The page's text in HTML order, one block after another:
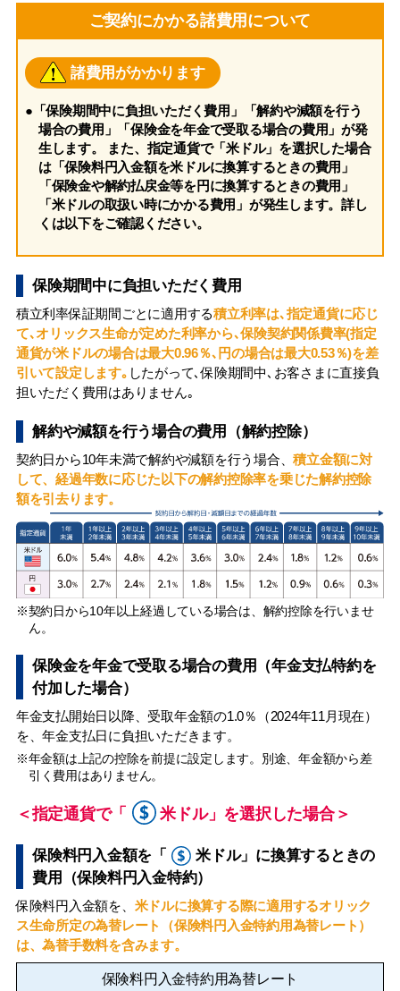
ご契約にかかる諸費用について
諸費用がかかります
●「保険期間中に負担いただく費用」「解約や減額を行う
場合の費用」「保険金を年金で受取る場合の費用」が発
生します。 また、指定通貨で「米ドル」を選択した場合
は「保険料円入金額を米ドルに換算するときの費用」
「保険金や解約払戻金等を円に換算するときの費用」
「米ドルの取扱い時にかかる費用」が発生します。詳し
くは以下をご確認ください。
保険期間中に負担いただく費用
積立利率保証期間ごとに適用する積立利率は､指定通貨に応じ
て､オリックス生命が定めた利率から､保険契約関係費率(指定
通貨が米ドルの場合は最大0.96％､円の場合は最大0.53％)を差
引いて設定します｡ したがって､保険期間中､お客さまに直接負
担いただく費用はありません｡
解約や減額を行う場合の費用（解約控除）
契約日から10年未満で解約や減額を行う場合、積立金額に対
して、経過年数に応じた以下の解約控除率を乗じた解約控除
額を引去ります。
※契約日から10年以上経過している場合は、解約控除を行いませ
ん。
保険金を年金で受取る場合の費用（年金支払特約を
付加した場合）
年金支払開始日以降、受取年金額の1.0％（2024年11月現在）
を、年金支払日に負担いただきます。
※年金額は上記の控除を前提に設定します。別途、年金額から差
引く費用はありません。
＜指定通貨で「 米ドル」を選択した場合＞
保険料円入金額を「
米ドル」に換算するときの
費用（保険料円入金特約）
保険料円入金額を、 米ドルに換算する際に適用するオリック
ス生命所定の為替レート（保険料円入金特約用為替レート）
は、為替手数料を含みます。
保険料円入金特約用為替レート